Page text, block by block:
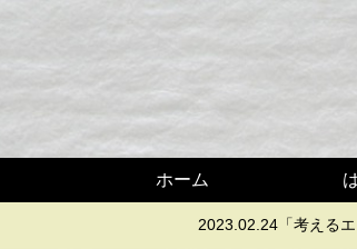
ホーム
2023.02.24「考える